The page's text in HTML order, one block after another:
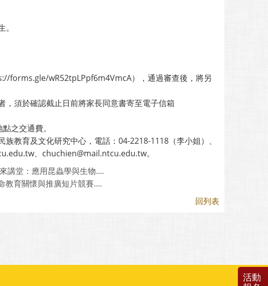
forms.gle/wR52tpLPpf6m4VmcA），通過審查後，將另
，須於確認截止日前將家長同意書寄至電子信箱
之交通費。
教育及文化研究中心，電話：04-2218-1118（李小姐）、
、chuchien@mail.ntcu.edu.tw。
講堂：應用昆蟲學與生物....
教育關懷與推廣短片競賽....
回列表
活動